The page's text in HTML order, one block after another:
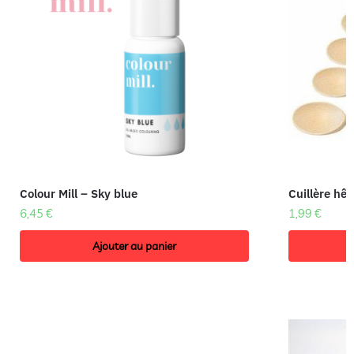
Colour Mill – Sky blue
6,45 €
Ajouter au panier
Cuillère
1,99 €